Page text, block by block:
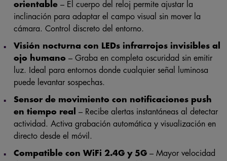
orientable– El cuerpo del reloj permite ajustar la
inclinación para adaptar el campo visual sin mover la
cámara. Control discreto del entorno.
Visión nocturna con LEDs infrarrojos invisibles al
ojo humano – Graba en completa oscuridad sin emitir
luz. Ideal para entornos donde cualquier señal luminosa
puede levantar sospechas.
Sensor de movimiento con notificaciones push
en tiempo real
– Recibe alertas instantáneas al detectar
actividad. Activa grabación automática y visualización en
directo desde el móvil.
Compatible con WiFi 2.4G y 5G– Mayor velocidad